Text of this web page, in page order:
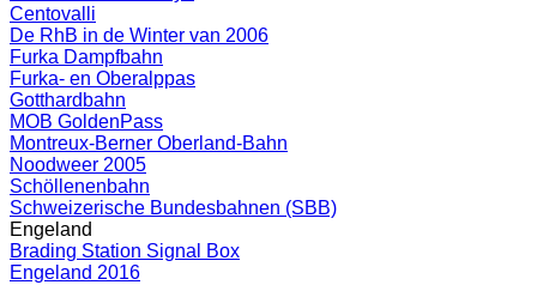
Centovalli
De RhB in de Winter van 2006
Furka Dampfbahn
Furka- en Oberalppas
Gotthardbahn
MOB GoldenPass
Montreux-Berner Oberland-Bahn
Noodweer 2005
Schöllenenbahn
Schweizerische Bundesbahnen (SBB)
Engeland
Brading Station Signal Box
Engeland 2016